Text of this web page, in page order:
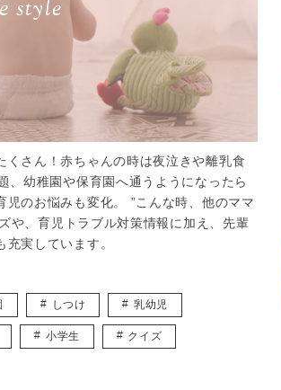
style
さん！赤ちゃんの時は夜泣きや離乳食
、幼稚園や保育園へ通うようになったら
のお悩みも変化。 ”こんな時、他のママ
や、育児トラブル対策情報に加え、先輩
実しています。
しつけ 乳幼児
小学生 クイズ